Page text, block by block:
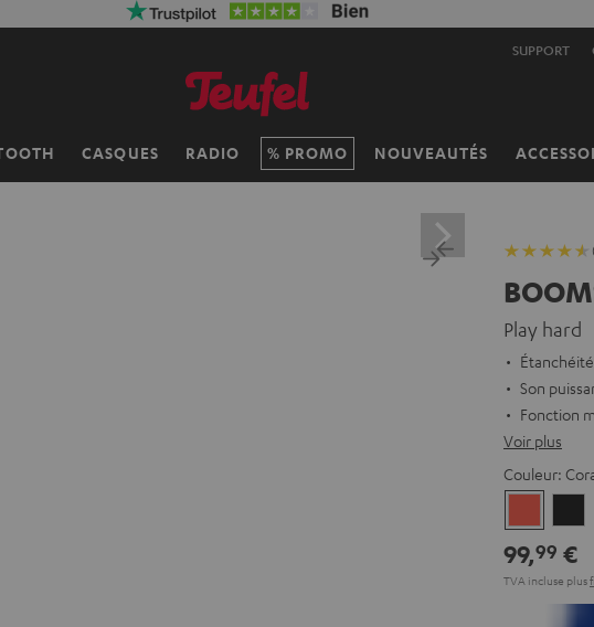
SUPPORT
CASQUES RADIO PROMO NOUVEAUTÉS
Play hard
Son
Fonction
Voir plus
Couleur:
Red
99,99 €
TVA incluse plus